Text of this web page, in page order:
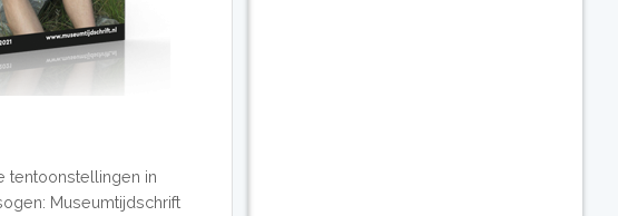
tentoonstellingen in
Museumtijdschrift